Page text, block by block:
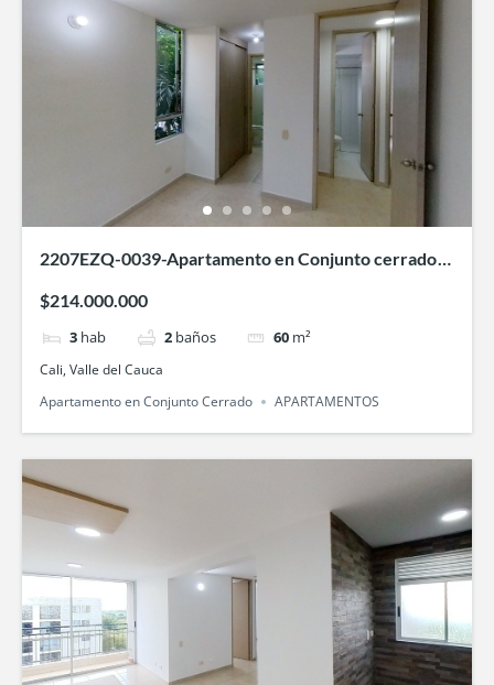
2207EZQ-0039-Apartamento en Conjunto cerrado
$214.000.000
3 hab 2 baños 60 m²
Cali, Valle del Cauca
Apartamento en Conjunto Cerrado
APARTAMENTOS